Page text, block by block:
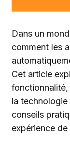
Dans un
comment les
Cet article
la technologie
conseils
expérience